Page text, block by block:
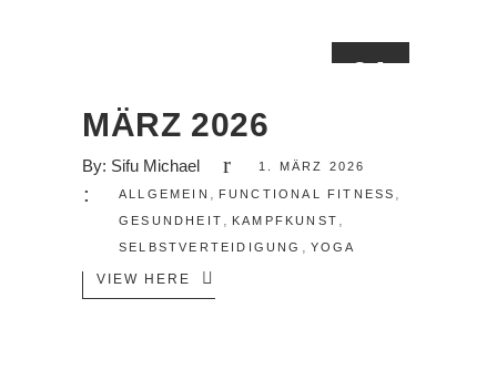
01
MÄRZ 2026
By: Sifu Michael 1. MÄRZ 2026
ALLGEMEIN FUNCTIONAL FITNESS
GESUNDHEIT KAMPFKUNST
SELBSTVERTEIDIGUNG YOGA
VIEW HERE